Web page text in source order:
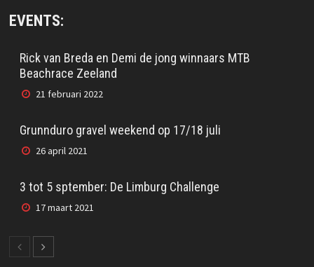
EVENTS:
Rick van Breda en Demi de jong winnaars MTB
Beachrace Zeeland
21 februari 2022
Grunnduro gravel weekend op 17/18 juli
26 april 2021
3 tot 5 sptember: De Limburg Challenge
17 maart 2021